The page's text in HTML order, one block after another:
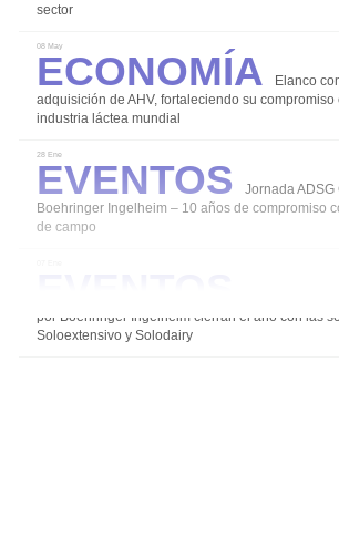
Coccidiosis
Salud y Bienestar en el ordeño
Agalaxia Contagiosa
sector
08 May
Economía
Elanco
adquisición de AHV, fortaleciendo su compromiso
industria láctea mundial
28 Ene
Eventos
Jornada ADSG
Boehringer Ingelheim – 10 años de compromiso
de campo
por Boehringer Ingelheim cierran el año con las
Soloextensivo y Solodairy